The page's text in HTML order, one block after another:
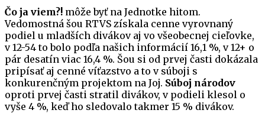
Čo ja viem?! môže byť na Jednotke hitom.
Vedomostná šou RTVS získala cenne vyrovnaný
podiel u mladších divákov aj vo všeobecnej cieľovke,
v 12-54 to bolo podľa našich informácií 16,1 %, v 12+ o
pár desatín viac 16,4 %. Šou si od prvej časti dokázala
pripísať aj cenné víťazstvo a to v súboji s
konkurenčným projektom na Joj. Súboj národov
oproti prvej časti stratil divákov, v podieli klesol o
vyše 4 %, keď ho sledovalo takmer 15 % divákov.